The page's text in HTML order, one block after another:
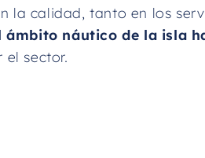
la calidad, tanto en los
ámbito náutico de la isla
el sector.